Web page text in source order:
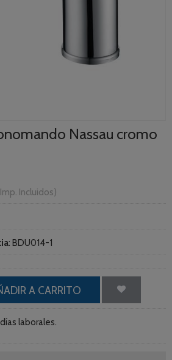
Nassau cromo
Incluidos)
: BDU014-1
A CARRITO
laborales.